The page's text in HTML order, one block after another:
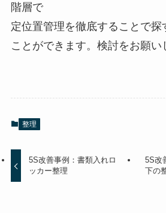
階層で
定位置管理を徹底することで探
ことができます。検討をお願い
整理
5S改善事例：書類入れロ
ッカー整理
5S改
下の